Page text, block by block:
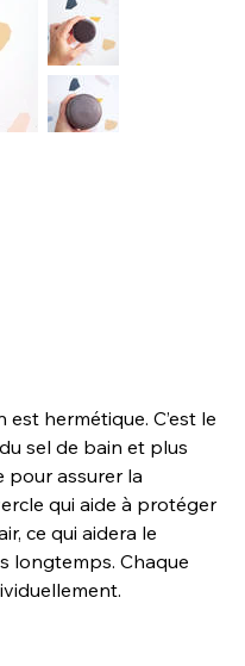
hermétique. C’est le
sel de bain et plus
pour assurer la
qui aide à protéger
ce qui aidera le
longtemps. Chaque